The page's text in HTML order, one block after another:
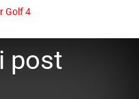
Golf 4
post